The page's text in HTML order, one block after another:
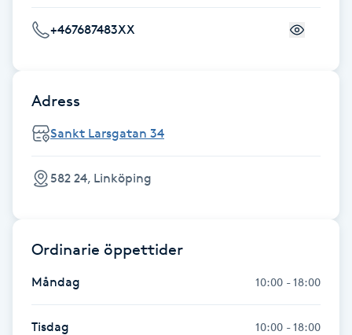
Faceliftmassage
Fet hårbotten
Fettreducering
Fillers
Fotmassage
+467687483XX
Adress
Sankt Larsgatan 34
582 24, Linköping
Ordinarie öppettider
Måndag 10:00 - 18:00
Tisdag 10:00 - 18:00